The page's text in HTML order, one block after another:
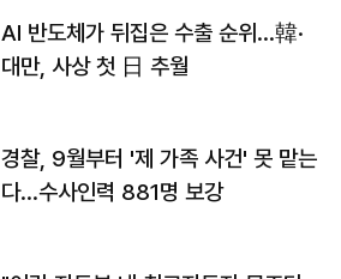
AI 반도체가 뒤집은 수출 순위…韓·
대만, 사상 첫 日 추월
경찰, 9월부터 '제 가족 사건' 못 맡는
다…수사인력 881명 보강